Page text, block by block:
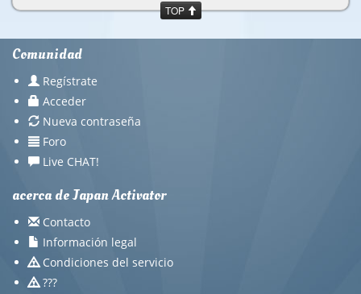
TOP
Comunidad
Regístrate
Acceder
Nueva contraseña
Foro
Live CHAT!
acerca de Japan Activator
Contacto
Información legal
Condiciones del servicio
???